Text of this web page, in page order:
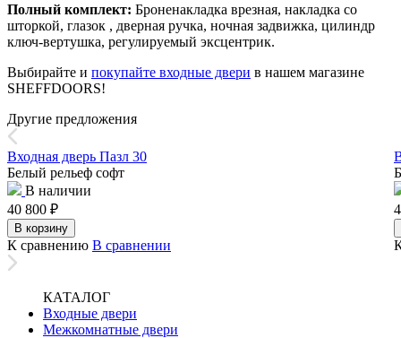
Полный комплект: Броненакладка врезная, накладка со
шторкой, глазок , дверная ручка, ночная задвижка, цилиндр
ключ-вертушка, регулируемый эксцентрик.
Выбирайте и покупайте входные двери в нашем магазине
SHEFFDOORS!
Другие предложения
Входная дверь Пазл 30
Белый рельеф софт
В наличии
40 800 ₽
В корзину
К сравнению В сравнении
КАТАЛОГ
Входные двери
Межкомнатные двери